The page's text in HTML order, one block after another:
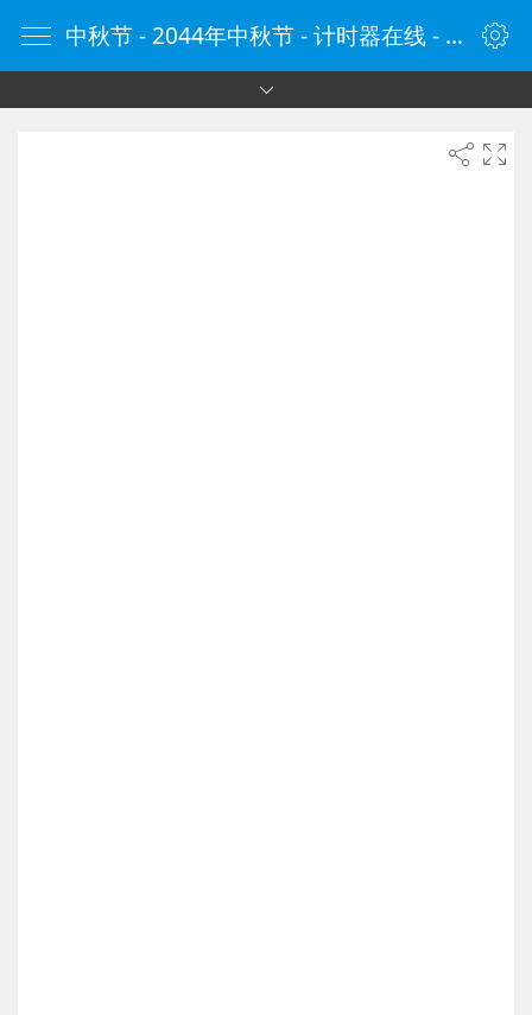
中秋节 - 2044年中秋节 - 计时器在线 - 计时器网 - 定时器 - 在线定时器 - 在线计时器 - 倒计时器 - ClockCn.com